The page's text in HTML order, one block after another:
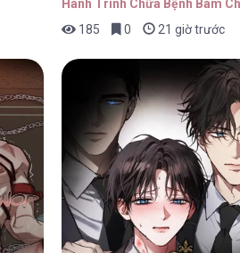
Linh Hồn Của Mu Ryeong [...] – Chap
Linh Hồn Của Mu Ryeong [...] – Chap
Hành Trình Chữa Bệnh Bám
185
0 21 giờ trước